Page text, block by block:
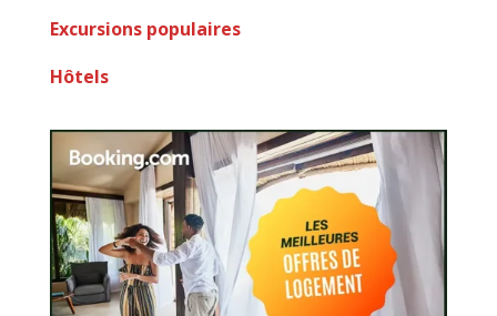
Excursions populaires
Hôtels